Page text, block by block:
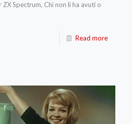
Spectrum, Chi non li ha avuti o
Read more